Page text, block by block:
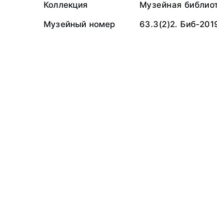
Коллекция
Музейная
Музейный номер
63.3(2)2. Биб-